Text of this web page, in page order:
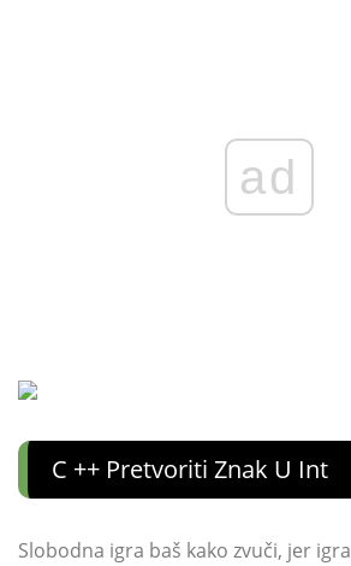
ad
C ++ Pretvoriti Znak U Int
Slobodna igra baš kako zvuči, jer